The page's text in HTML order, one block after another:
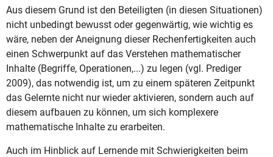
Aus diesem Grund ist den Beteiligten (in diesen Situationen)
nicht unbedingt bewusst oder gegenwärtig, wie wichtig es
wäre, neben der Aneignung dieser Rechenfertigkeiten auch
einen Schwerpunkt auf das Verstehen mathematischer
Inhalte (Begriffe, Operationen,...) zu legen (vgl. Prediger
2009), das notwendig ist, um zu einem späteren Zeitpunkt
das Gelernte nicht nur wieder aktivieren, sondern auch auf
diesem aufbauen zu können, um sich komplexere
mathematische Inhalte zu erarbeiten.
Auch im Hinblick auf Lernende mit Schwierigkeiten beim